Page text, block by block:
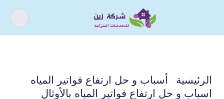
الرئيسية
أسباب و حل ارتفاع فواتير المياه
اسباب و حل ارتفاع فواتير المياه بالأوثال
كيف يمكننى مساعدتك ؟
اذا كنت تبحث عن افضل شركة خدمات
منزلية و عروض شركات التنظيف فقد وصلت